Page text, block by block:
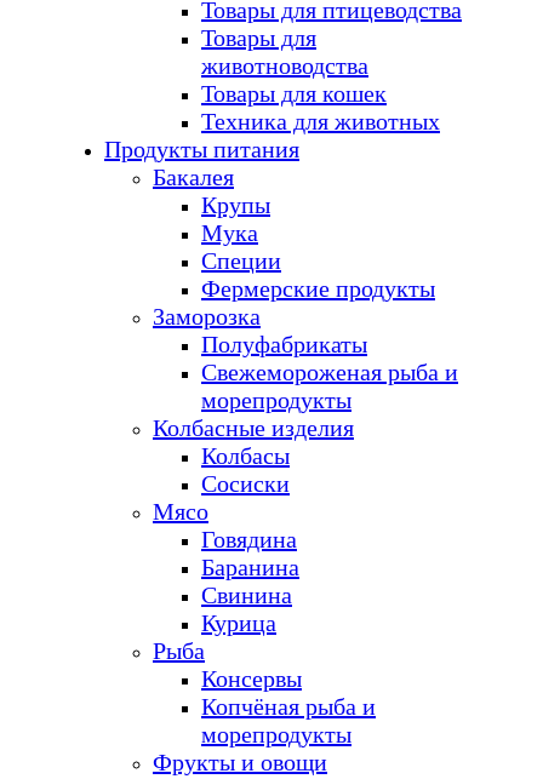
Товары для птицеводства
Товары для
животноводства
Товары для кошек
Техника для животных
Продукты питания
Бакалея
Крупы
Мука
Специи
Фермерские продукты
Заморозка
Полуфабрикаты
Свежемороженая рыба и
морепродукты
Колбасные изделия
Колбасы
Сосиски
Мясо
Говядина
Баранина
Свинина
Курица
Рыба
Консервы
Копчёная рыба и
морепродукты
Фрукты и овощи